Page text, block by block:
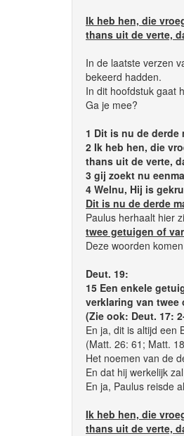
Ik heb hen, die
thans uit de verte,
In de laatste verzen
bekeerd hadden.
In dit hoofdstuk gaat
Ga je mee?
1 Dit is nu de
2 Ik heb hen, die
thans uit de verte,
3 gij zoekt nu
4 Welnu, Hij is
Dit is nu de derde
Paulus herhaalt hier
twee getuigen of
Deze woorden
Deut. 19:
15 Een enkele
verklaring van twee
(Zie ook: Deut. 17:
En ja, dit is altijd een
(Matt. 26: 61; Matt.
Het noemen van de
En dat hij werkelijk
En ja, Paulus reisde
Ik heb hen, die
thans uit de verte,